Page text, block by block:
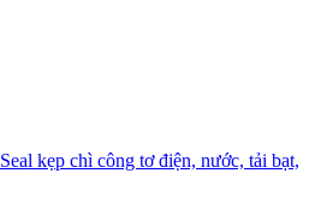
kẹp chì công tơ điện, nước, tải bạt,